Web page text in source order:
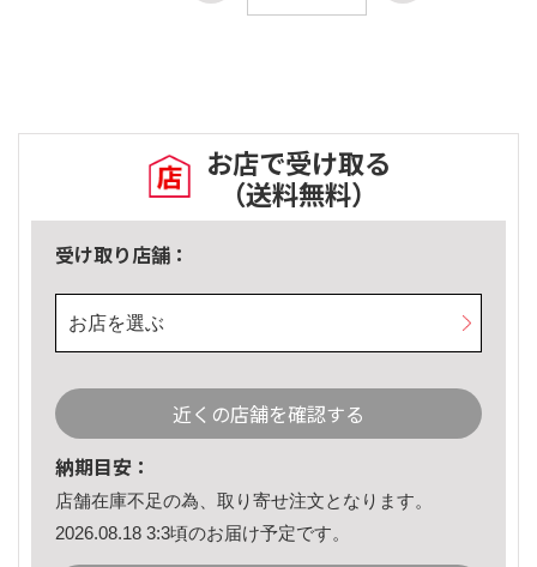
お店で受け取る
（送料無料）
受け取り店舗：
お店を選ぶ
近くの店舗を確認する
納期目安：
店舗在庫不足の為、取り寄せ注文となります。
2026.08.18 3:3頃のお届け予定です。